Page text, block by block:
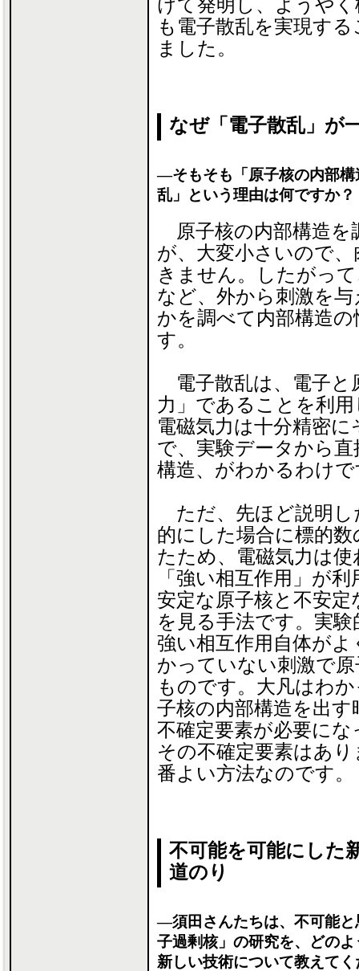
けて発明し、ようや
も電子散乱を実現す
ました。
なぜ「電子散乱」が
―そもそも「原子核の内部構
乱」という理由は何ですか？
原子核の内部構造を
が、大変小さいので
きません。したがっ
など、外から刺激を
かを調べて内部構造
す。
電子散乱は、電子と
力」であることを利
電磁気力は十分精密
で、実験データから
構造、がわかるわけ
ただ、先ほど説明し
的にした場合に標的
たため、電磁気力は
「強い相互作用」が
安定な原子核と不安
を見る手法です。実
強い相互作用自体が
かっていない刺激で
ものです。大凡はわ
子核の内部構造を出
不確定要素が必要に
その不確定要素はあ
番よい方法なのです。
不可能を可能にした
道のり
―須田さんたちは、不可能と
子過剰核」の研究を、どの
新しい技術について教えて